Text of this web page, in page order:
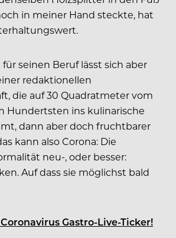
in meiner Hand steckte, hat
seinen Beruf lässt sich aber
redaktionellen
die auf 30 Quadratmeter vom
Hundertsten ins kulinarische
dann aber doch fruchtbarer
kann also Corona: Die
neu-, oder besser:
Auf dass sie möglichst bald
Gastro-Live-Ticker!